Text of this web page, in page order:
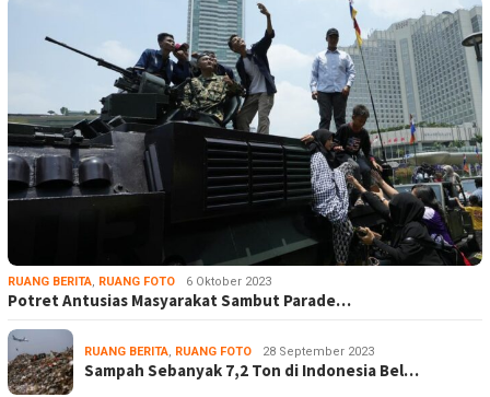
RUANG BERITA, RUANG FOTO 6 Oktober 2023
Potret Antusias Masyarakat Sambut Parade…
RUANG BERITA, RUANG FOTO 28 September 2023
Sampah Sebanyak 7,2 Ton di Indonesia Bel…